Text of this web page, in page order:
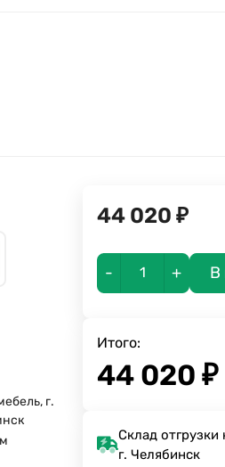
г.
44 020 ₽
- + В
Итого:
44 020 ₽
Склад отгрузки
г. Челябинск